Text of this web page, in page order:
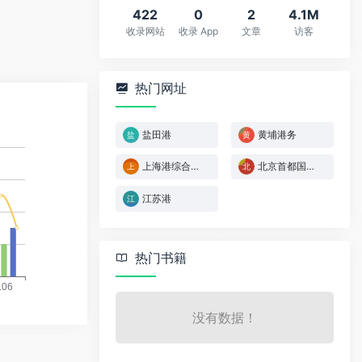
422
收录网站
0
收录 App
2
文章
4.1M
访客
热门网址
盐田港 黄埔港务
上海港综合查询 北京首都国际机场
江苏港
热门书籍
没有数据！